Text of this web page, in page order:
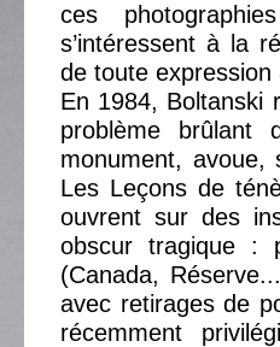
ces
s’intéressent à la
de toute expression
En 1984, Boltanski
problème brûlant
monument, avoue,
Les Leçons de
ouvrent sur des
obscur tragique :
(Canada,
avec retirages de
récemment